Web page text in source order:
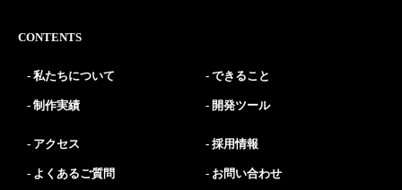
CONTENTS
私たちについて できること
制作実績 開発ツール
アクセス 採用情報
よくあるご質問 お問い合わせ